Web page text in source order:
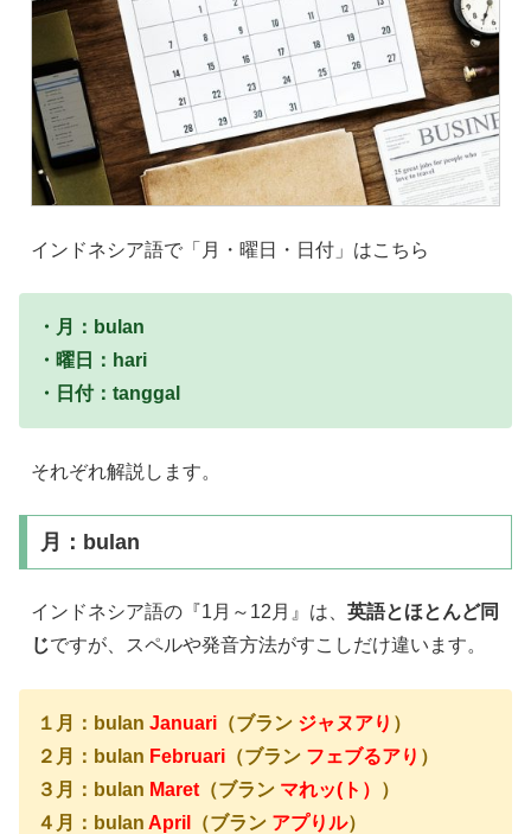
インドネシア語で「月・曜日・日付」はこちら
・月：bulan
・曜日：hari
・日付：tanggal
それぞれ解説します。
月：bulan
インドネシア語の『1月～12月』は、 英語とほとんど同
じですが、スペルや発音方法がすこしだけ違います。
１月：bulan Januari （ブラン ジャヌアり ）
２月：bulan Februari （ブラン フェブるアり ）
３月：bulan Maret （ブラン マれッ(ト）
）
４月：bulan April （ブラン アプりル）